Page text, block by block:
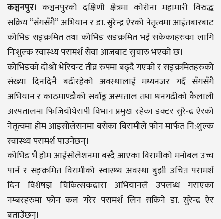
कञ्चनपुर। कञ्चनपुरको दक्षिणी क्षेत्रमा कोरोना महामारी विरुद्ध
सक्रिय “सँगसँगै” अभियान र डा. सुरेन्द्र ऐरको नेतृत्वमा आईतबारबाट
कोभिड सङ्क्रमित तथा कोभिड सङक्रमित भई सकेकाहरुका लागि
निःशुल्क स्वास्थ्य परामर्श सेवा आजबाट सुचारु भएको छ।
कोभिडको दोश्रो भेरियन्ट तीव्र रुपमा बढ्दै गएको र सङ्क्रमितहरुको
संख्या दिनदिनै बढीरहेको अवस्थालाई मध्यनजर गर्दै सँगसँगै
अभियान र काठमाण्डौको सर्वाङ्ग अस्पताल तथा धनगढीको कैलाली
अस्पतालमा फिजियोथेरापी विभाग प्रमुख रहेका डक्टर सुरेन्द्र ऐरको
नेतृत्वमा होम आइसोलेसनमा बसेका बिरामीले फोन मार्फत नि:शुल्क
स्वास्थ्य परामर्श पाउनेछन्।
कोभिड भै होम आईसोलेशनमा बस्दै आएका विरामीको मनोबल उच्च
पार्न र सङ्क्रमित विरामीको स्वास्थ्य अवस्था बुझी उचित परामर्श
दिन विशेषज्ञ चिकित्सकद्रारा अभियानले उपलब्ध गराएका
नम्बरहरुमा फोन कल गरेर परामर्श लिन सकिने डा. सुरेन्द्र ऐर
बताउँछन्।